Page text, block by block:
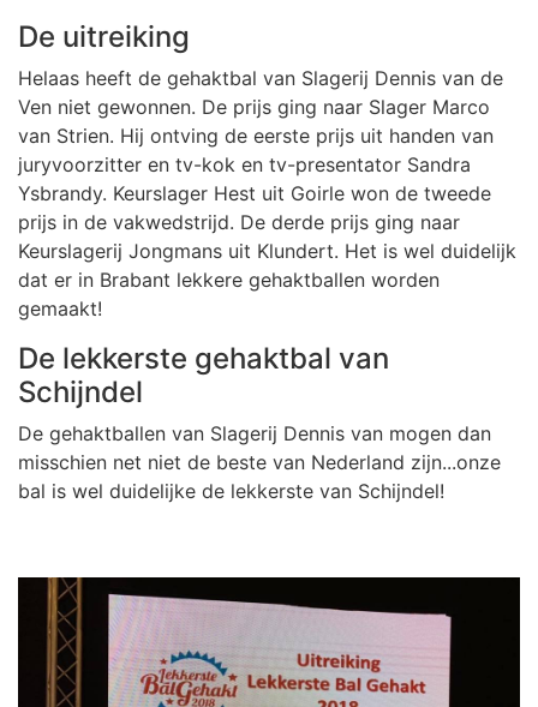
De uitreiking
Helaas heeft de gehaktbal van Slagerij Dennis van de
Ven niet gewonnen. De prijs ging naar Slager Marco
van Strien. Hij ontving de eerste prijs uit handen van
juryvoorzitter en tv-kok en tv-presentator Sandra
Ysbrandy. Keurslager Hest uit Goirle won de tweede
prijs in de vakwedstrijd. De derde prijs ging naar
Keurslagerij Jongmans uit Klundert. Het is wel duidelijk
dat er in Brabant lekkere gehaktballen worden
gemaakt!
De lekkerste gehaktbal van
Schijndel
De gehaktballen van Slagerij Dennis van mogen dan
misschien net niet de beste van Nederland zijn...onze
bal is wel duidelijke de lekkerste van Schijndel!